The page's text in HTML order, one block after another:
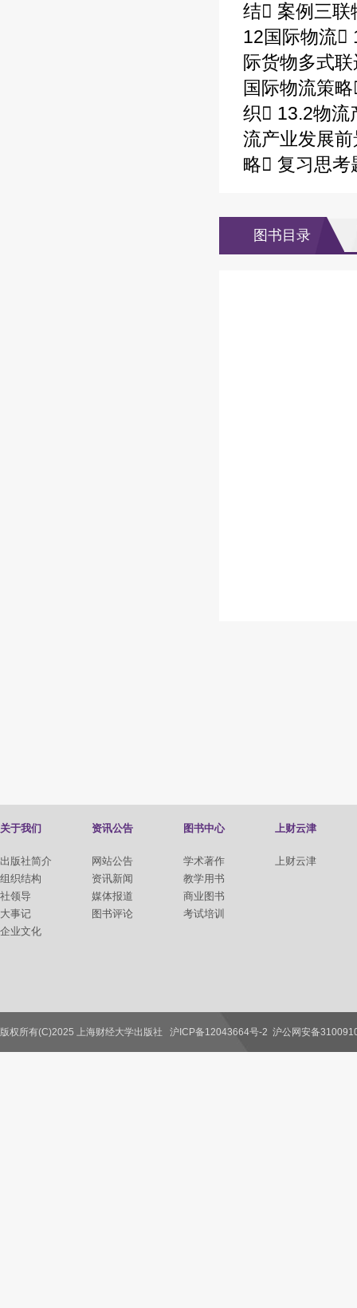
结 案例三联
12国际物流
际货物多式
国际物流策
织 13.2物流
流产业发展
略 复习思
图书目录
关于我们
出版社简介
组织结构
社领导
大事记
企业文化
资讯公告
网站公告
资讯新闻
媒体报道
图书评论
图书中心
学术著作
教学用书
商业图书
考试培训
上财云津
上财云津
联系我们
版权所有(C)2025 上海财经大学出版社 沪ICP备12043664号-2 沪公网安备